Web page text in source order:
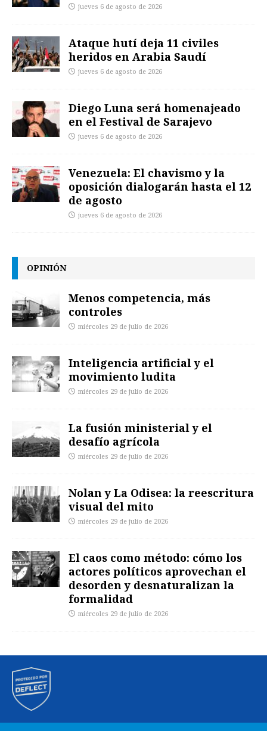
jueves 6 de agosto de 2026
Ataque hutí deja 11 civiles
heridos en Arabia Saudí
jueves 6 de agosto de 2026
Diego Luna será homenajeado
en el Festival de Sarajevo
jueves 6 de agosto de 2026
Venezuela: El chavismo y la
oposición dialogarán hasta el 12
de agosto
jueves 6 de agosto de 2026
OPINIÓN
Menos competencia, más
controles
miércoles 29 de julio de 2026
Inteligencia artificial y el
movimiento ludita
miércoles 29 de julio de 2026
La fusión ministerial y el
desafío agrícola
miércoles 29 de julio de 2026
Nolan y La Odisea: la reescritura
visual del mito
miércoles 29 de julio de 2026
El caos como método: cómo los
actores políticos aprovechan el
desorden y desnaturalizan la
formalidad
miércoles 29 de julio de 2026